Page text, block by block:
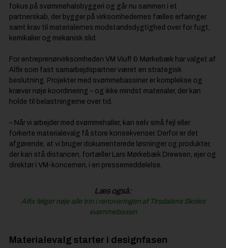
fokus på svømmehalsbyggeri og går nu sammen i et
partnerskab, der bygger på virksomhedernes fælles erfaringer
samt krav til materialernes modstandsdygtighed over for fugt,
kemikalier og mekanisk slid.
For entreprenørvirksomheden VM Viuff & Mørkebæk har valget af
Alfix som fast samarbejdspartner været en strategisk
beslutning. Projekter med svømmebassiner er komplekse og
kræver nøje koordinering – og ikke mindst materialer, der kan
holde til belastningerne over tid.
– Når vi arbejder med svømmehaller, kan selv små fejl eller
forkerte materialevalg få store konsekvenser. Derfor er det
afgørende, at vi bruger dokumenterede løsninger og produkter,
der kan stå distancen, fortæller Lars Mørkebæk Drewsen, ejer og
direktør i VM-koncernen, i en pressemeddelelse.
Læs også:
Alfix følger nøje alle trin i renoveringen af Tirsdalens Skoles
svømmebassin
Materialevalg starter i designfasen